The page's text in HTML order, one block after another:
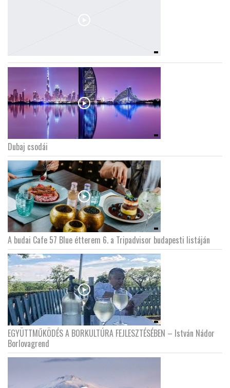
Dubaj csodái
A budai Cafe 57 Blue étterem 6. a Tripadvisor budapesti listáján
EGYÜTTMŰKÖDÉS A BORKULTÚRA FEJLESZTÉSÉBEN – István Nádor
Borlovagrend